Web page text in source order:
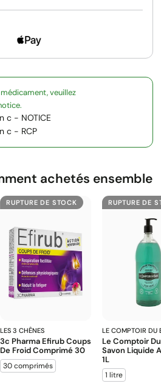
veuillez
c - NOTICE
c - RCP
achetés ensemble
RUPTURE DE STOCK
LES 3 CHÊNES
3c Pharma Efirub Coups
De Froid Comprimé 30
30 comprimés
RUPTURE DE
LE COMPTOIR DU
Le Comptoir
Savon Liquide
1L
1 litre